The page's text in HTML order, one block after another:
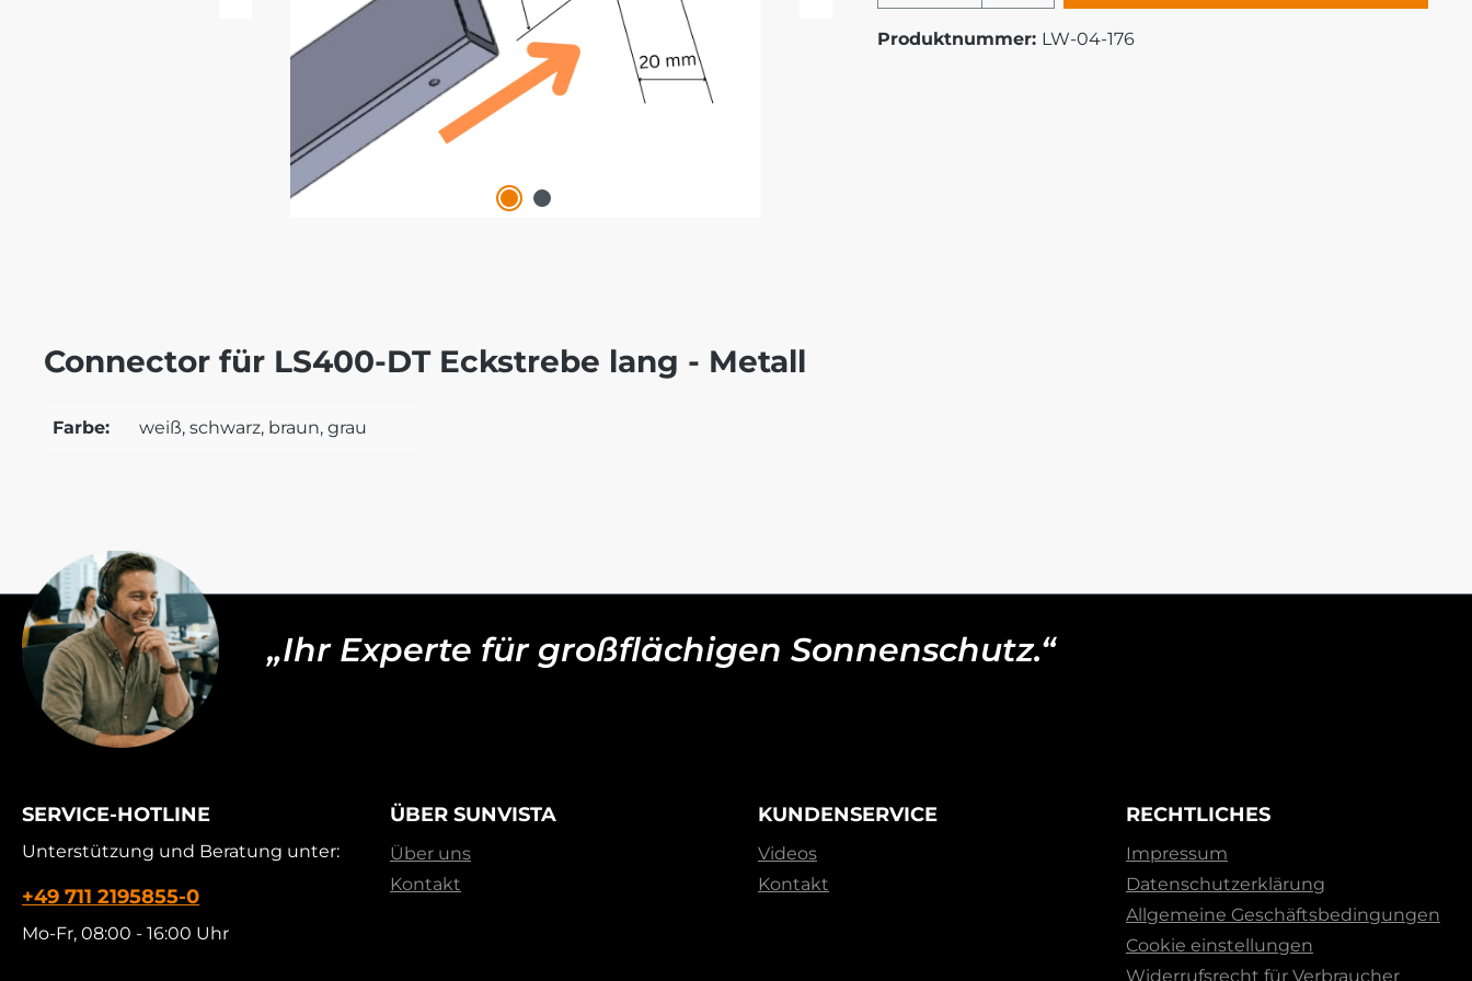
Produktnummer: LW-04-176
Connector für LS400-DT Eckstrebe lang - Metall
Farbe: weiß, schwarz, braun, grau
„Ihr Experte für großflächigen Sonnenschutz.“
SERVICE-HOTLINE
Unterstützung und Beratung unter:
+49 711 2195855-0
Mo-Fr, 08:00 - 16:00 Uhr
ÜBER SUNVISTA
Über uns
Kontakt
KUNDENSERVICE
Videos
Kontakt
RECHTLICHES
Impressum
Datenschutzerklärung
Allgemeine Geschäftsbedingungen
Cookie einstellungen
Widerrufsrecht für Verbraucher